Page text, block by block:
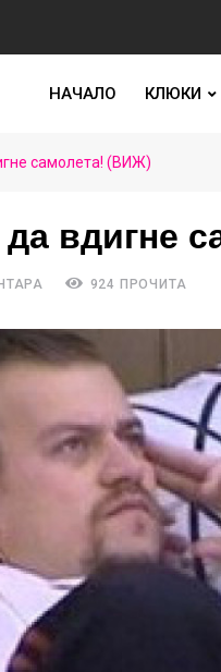
НАЧАЛО КЛЮКИ
самолета! (ВИЖ)
вдигне
924 ПРОЧИТА